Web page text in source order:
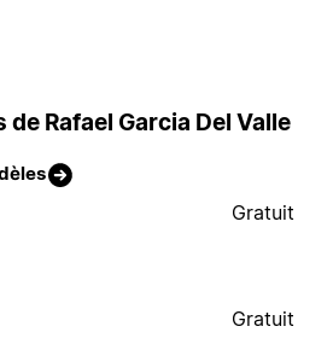
Rafael Garcia Del Valle
Gratuit
Gratuit